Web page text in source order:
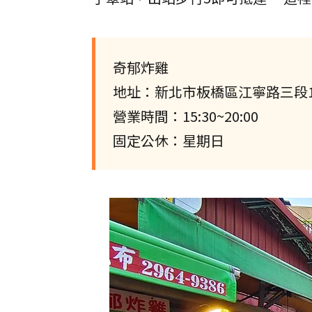
奇郁炸雞
地址：新北市板橋區江寧路三段
營業時間：15:30~20:00
固定公休：星期日